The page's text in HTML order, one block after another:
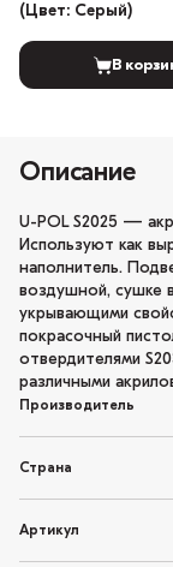
(Цвет: Серый)
В
Описание
U-POL S2025 —
Используют как
наполнитель.
воздушной, сушке
укрывающими
покрасочный
отвердителями
различными
Производитель
Страна
Артикул